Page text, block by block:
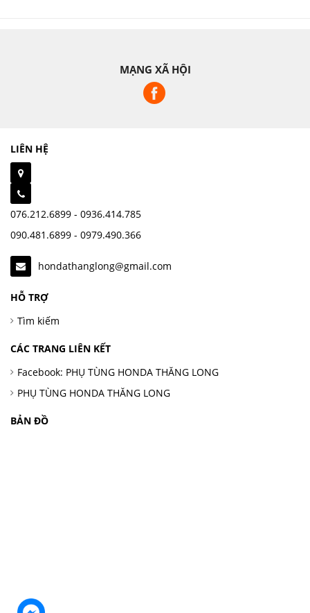
MẠNG XÃ HỘI
LIÊN HỆ
076.212.6899 - 0936.414.785
090.481.6899 - 0979.490.366
hondathanglong@gmail.com
HỖ TRỢ
Tìm kiếm
CÁC TRANG LIÊN KẾT
Facebook: PHỤ TÙNG HONDA THĂNG LONG
PHỤ TÙNG HONDA THĂNG LONG
BẢN ĐỒ